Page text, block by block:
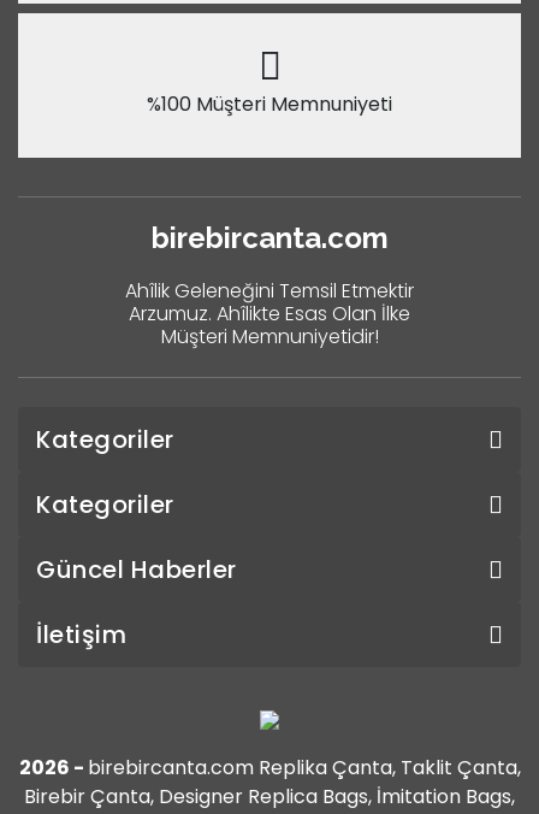
%100 Müşteri Memnuniyeti
birebircanta.com
Ahîlik Geleneğini Temsil Etmektir
Arzumuz. Ahîlikte Esas Olan İlke
Müşteri Memnuniyetidir!
Kategoriler
Kategoriler
Güncel Haberler
İletişim
2026 - birebircanta.com Replika Çanta, Taklit Çanta,
Birebir Çanta, Designer Replica Bags, İmitation Bags,